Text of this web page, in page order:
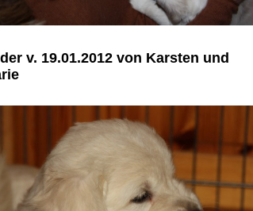
v. 19.01.2012 von Karsten und